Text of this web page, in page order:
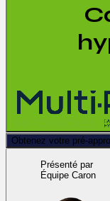
Obtenez votre pré-
Présenté par
Équipe Caron